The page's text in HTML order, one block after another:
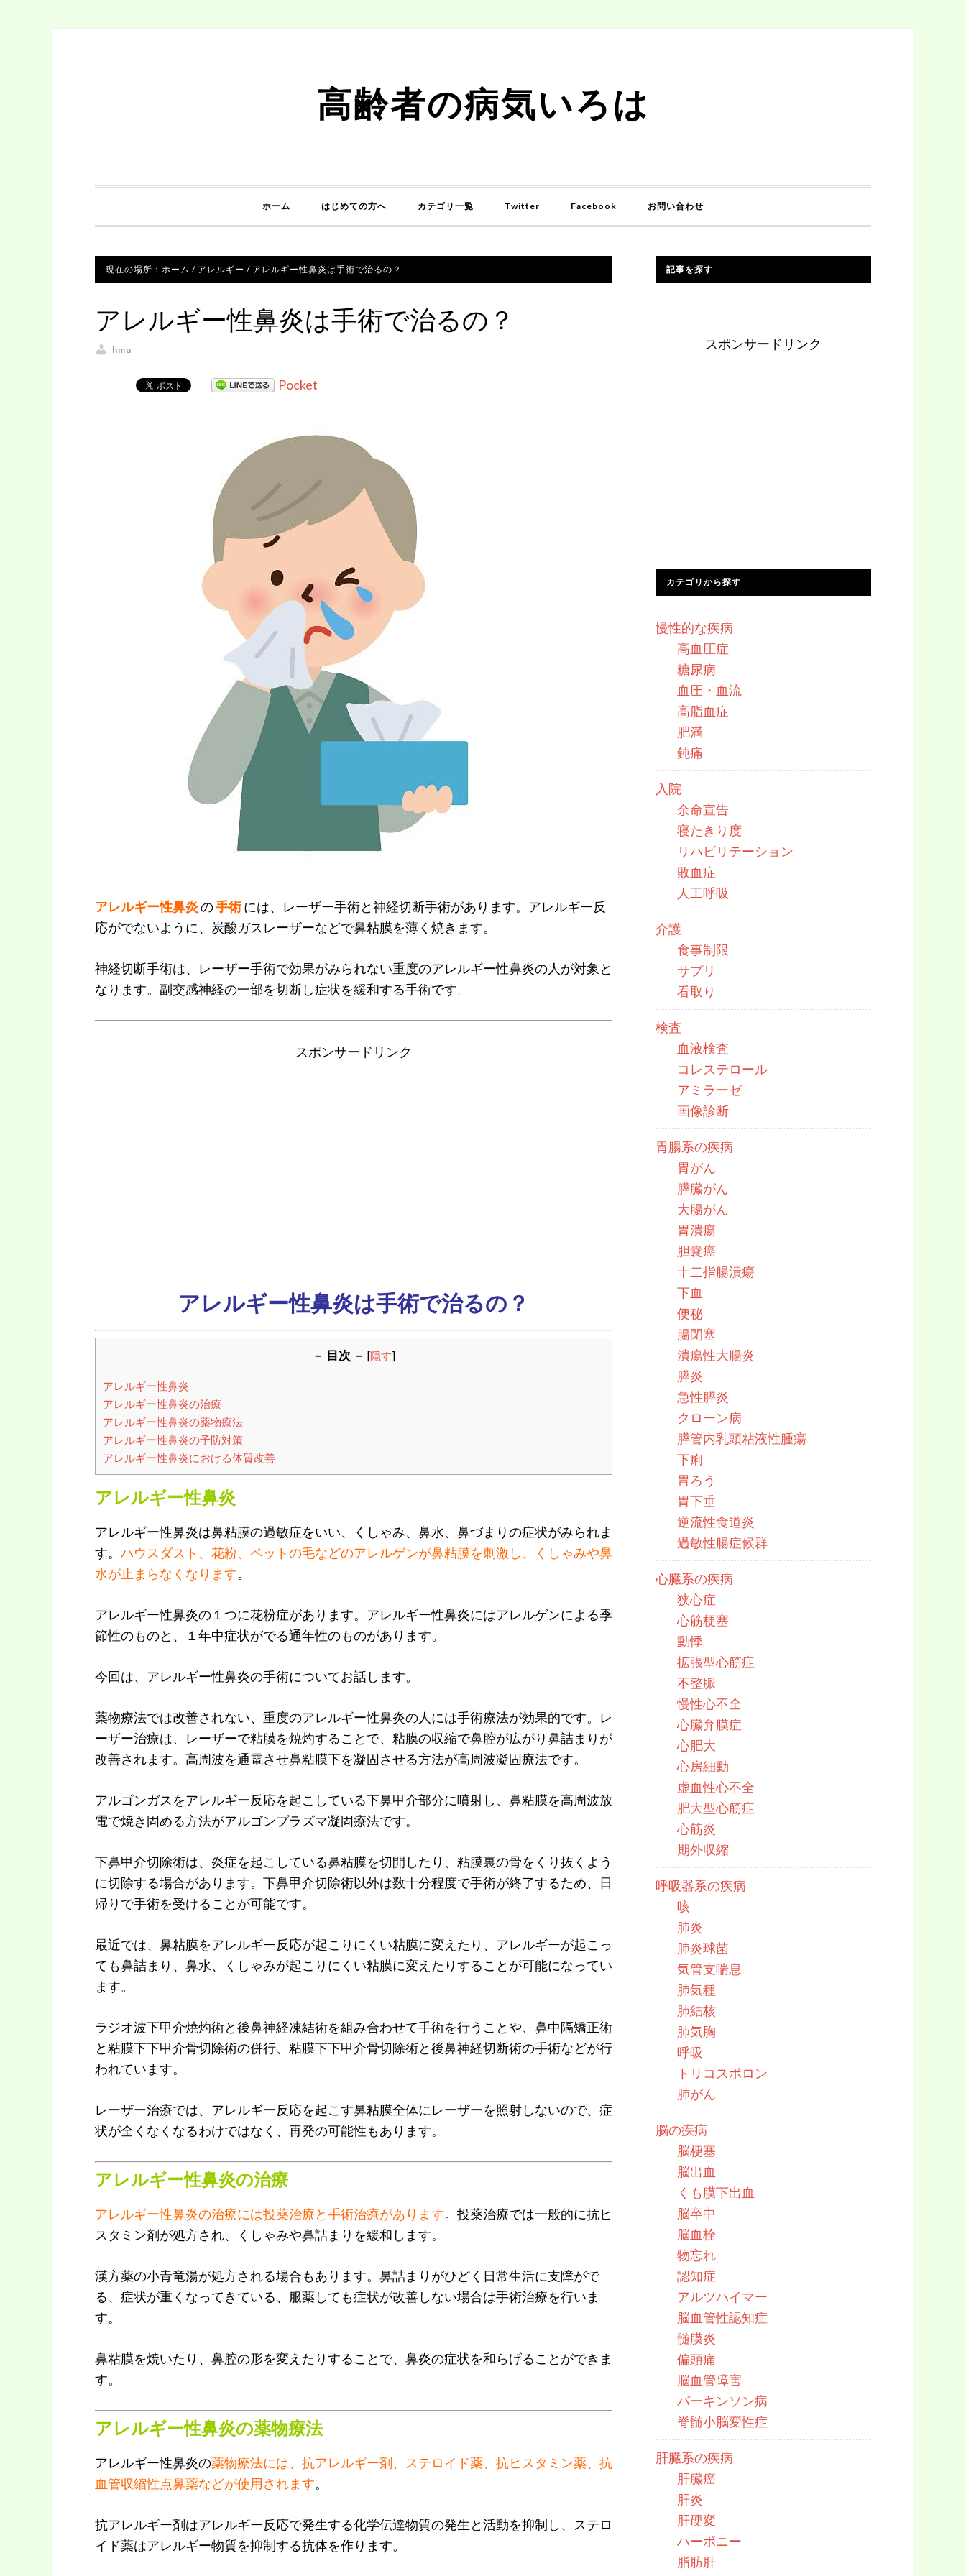
高齢者の病気いろは
ホーム はじめての方へ カテゴリ一覧 Twitter Facebook お問い合わせ
現在の場所： ホーム / アレルギー / アレルギー性鼻炎は手術で治るの？
アレルギー性鼻炎は手術で治るの？
hmu
Pocket
アレルギー性鼻炎の手術には、レーザー手術と神経切断手術があります。アレルギー反
応がでないように、炭酸ガスレーザーなどで鼻粘膜を薄く焼きます。
神経切断手術は、レーザー手術で効果がみられない重度のアレルギー性鼻炎の人が対象と
なります。副交感神経の一部を切断し症状を緩和する手術です。
スポンサードリンク
アレルギー性鼻炎は手術で治るの？
－ 目次 － [隠す]
アレルギー性鼻炎
アレルギー性鼻炎の治療
アレルギー性鼻炎の薬物療法
アレルギー性鼻炎の予防対策
アレルギー性鼻炎における体質改善
アレルギー性鼻炎
アレルギー性鼻炎は鼻粘膜の過敏症をいい、くしゃみ、鼻水、鼻づまりの症状がみられま
す。 ハウスダスト、花粉、ペットの毛などのアレルゲンが鼻粘膜を刺激し、くしゃみや鼻
水が止まらなくなります。
アレルギー性鼻炎の１つに花粉症があります。アレルギー性鼻炎にはアレルゲンによる季
節性のものと、１年中症状がでる通年性のものがあります。
今回は、アレルギー性鼻炎の手術についてお話します。
薬物療法では改善されない、重度のアレルギー性鼻炎の人には手術療法が効果的です。レ
ーザー治療は、レーザーで粘膜を焼灼することで、粘膜の収縮で鼻腔が広がり鼻詰まりが
改善されます。高周波を通電させ鼻粘膜下を凝固させる方法が高周波凝固療法です。
アルゴンガスをアレルギー反応を起こしている下鼻甲介部分に噴射し、鼻粘膜を高周波放
電で焼き固める方法がアルゴンプラズマ凝固療法です。
下鼻甲介切除術は、炎症を起こしている鼻粘膜を切開したり、粘膜裏の骨をくり抜くよう
に切除する場合があります。下鼻甲介切除術以外は数十分程度で手術が終了するため、日
帰りで手術を受けることが可能です。
最近では、鼻粘膜をアレルギー反応が起こりにくい粘膜に変えたり、アレルギーが起こっ
ても鼻詰まり、鼻水、くしゃみが起こりにくい粘膜に変えたりすることが可能になってい
ます。
ラジオ波下甲介焼灼術と後鼻神経凍結術を組み合わせて手術を行うことや、鼻中隔矯正術
と粘膜下下甲介骨切除術の併行、粘膜下下甲介骨切除術と後鼻神経切断術の手術などが行
われています。
レーザー治療では、アレルギー反応を起こす鼻粘膜全体にレーザーを照射しないので、症
状が全くなくなるわけではなく、再発の可能性もあります。
アレルギー性鼻炎の治療
アレルギー性鼻炎の治療には投薬治療と手術治療があります。投薬治療では一般的に抗ヒ
スタミン剤が処方され、くしゃみや鼻詰まりを緩和します。
漢方薬の小青竜湯が処方される場合もあります。鼻詰まりがひどく日常生活に支障がで
る、症状が重くなってきている、服薬しても症状が改善しない場合は手術治療を行いま
す。
鼻粘膜を焼いたり、鼻腔の形を変えたりすることで、鼻炎の症状を和らげることができま
す。
アレルギー性鼻炎の薬物療法
アレルギー性鼻炎の薬物療法には、抗アレルギー剤、ステロイド薬、抗ヒスタミン薬、抗
血管収縮性点鼻薬などが使用されます。
抗アレルギー剤はアレルギー反応で発生する化学伝達物質の発生と活動を抑制し、ステロ
イド薬はアレルギー物質を抑制する抗体を作ります。
記事を探す
スポンサードリンク
カテゴリから探す
慢性的な疾病
高血圧症
糖尿病
血圧・血流
高脂血症
肥満
鈍痛
入院
余命宣告
寝たきり度
リハビリテーション
敗血症
人工呼吸
介護
食事制限
サプリ
看取り
検査
血液検査
コレステロール
アミラーゼ
画像診断
胃腸系の疾病
胃がん
膵臓がん
大腸がん
胃潰瘍
胆嚢癌
十二指腸潰瘍
下血
便秘
腸閉塞
潰瘍性大腸炎
膵炎
急性膵炎
クローン病
膵管内乳頭粘液性腫瘍
下痢
胃ろう
胃下垂
逆流性食道炎
過敏性腸症候群
心臓系の疾病
狭心症
心筋梗塞
動悸
拡張型心筋症
不整脈
慢性心不全
心臓弁膜症
心肥大
心房細動
虚血性心不全
肥大型心筋症
心筋炎
期外収縮
呼吸器系の疾病
咳
肺炎
肺炎球菌
気管支喘息
肺気種
肺結核
肺気胸
呼吸
トリコスポロン
肺がん
脳の疾病
脳梗塞
脳出血
くも膜下出血
脳卒中
脳血栓
物忘れ
認知症
アルツハイマー
脳血管性認知症
髄膜炎
偏頭痛
脳血管障害
パーキンソン病
脊髄小脳変性症
肝臓系の疾病
肝臓癌
肝炎
肝硬変
ハーボニー
脂肪肝